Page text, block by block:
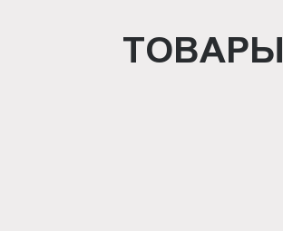
ТОВАРЫ